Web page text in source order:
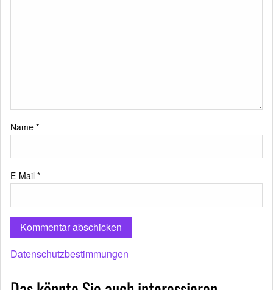
Name *
E-Mail *
Datenschutzbestimmungen